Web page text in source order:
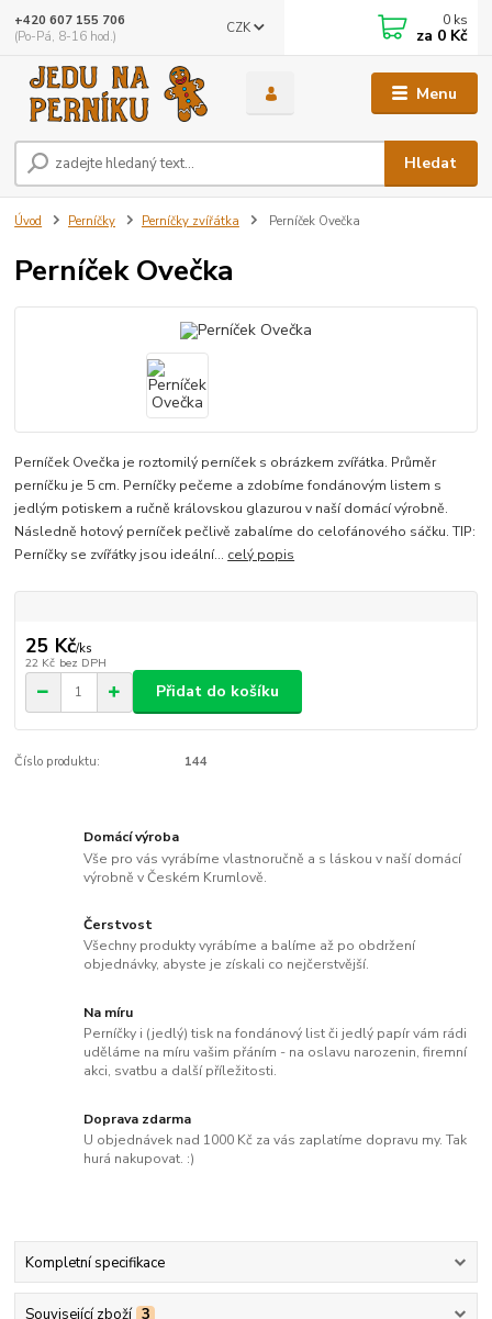
Menu
CZK
Hledat
+420 607 155 706
(Po-Pá, 8-16 hod.)
0 ks
za 0 Kč
Úvod Perníčky Perníčky zvířátka Perníček Ovečka
Perníček Ovečka
Perníček Ovečka je roztomilý perníček s obrázkem zvířátka. Průměr
perníčku je 5 cm. Perníčky pečeme a zdobíme fondánovým listem s
jedlým potiskem a ručně královskou glazurou v naší domácí výrobně.
Následně hotový perníček pečlivě zabalíme do celofánového sáčku. TIP:
Perníčky se zvířátky jsou ideální... celý popis
25 Kč/ks
22 Kč bez DPH
Přidat do košíku
Číslo produktu: 144
Domácí výroba
Vše pro vás vyrábíme vlastnoručně a s láskou v naší domácí
výrobně v Českém Krumlově.
Čerstvost
Všechny produkty vyrábíme a balíme až po obdržení
objednávky, abyste je získali co nejčerstvější.
Na míru
Perníčky i (jedlý) tisk na fondánový list či jedlý papír vám rádi
uděláme na míru vašim přáním - na oslavu narozenin, firemní
akci, svatbu a další příležitosti.
Doprava zdarma
U objednávek nad 1000 Kč za vás zaplatíme dopravu my. Tak
hurá nakupovat. :)
Kompletní specifikace
Související zboží 3